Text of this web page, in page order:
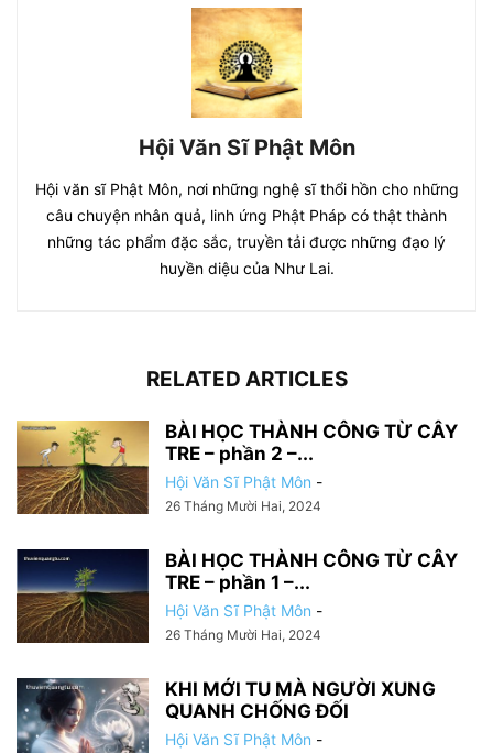
Hội Văn Sĩ Phật Môn
Hội văn sĩ Phật Môn, nơi những nghệ sĩ thổi hồn cho những
câu chuyện nhân quả, linh ứng Phật Pháp có thật thành
những tác phẩm đặc sắc, truyền tải được những đạo lý
huyền diệu của Như Lai.
RELATED ARTICLES
BÀI HỌC THÀNH CÔNG TỪ CÂY
TRE – phần 2 –...
Hội Văn Sĩ Phật Môn -
26 Tháng Mười Hai, 2024
BÀI HỌC THÀNH CÔNG TỪ CÂY
TRE – phần 1 –...
Hội Văn Sĩ Phật Môn -
26 Tháng Mười Hai, 2024
KHI MỚI TU MÀ NGƯỜI XUNG
QUANH CHỐNG ĐỐI
Hội Văn Sĩ Phật Môn -